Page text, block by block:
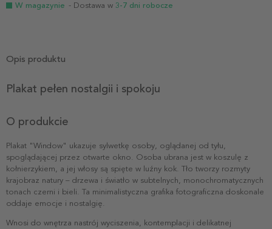
W magazynie - Dostawa w 3-7 dni robocze
Opis produktu
Plakat pełen nostalgii i spokoju
O produkcie
Plakat "Window" ukazuje sylwetkę osoby, oglądanej od tyłu,
spoglądającej przez otwarte okno. Osoba ubrana jest w koszulę z
kołnierzykiem, a jej włosy są spięte w luźny kok. Tło tworzy rozmyty
krajobraz natury – drzewa i światło w subtelnych, monochromatycznych
tonach czerni i bieli. Ta minimalistyczna grafika fotograficzna doskonale
oddaje emocje i nostalgię.
Wnosi do wnętrza nastrój wyciszenia, kontemplacji i delikatnej